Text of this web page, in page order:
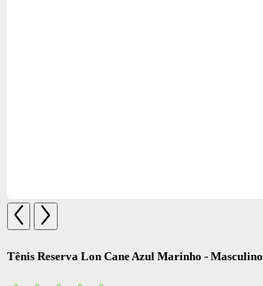
Tênis Reserva Lon Cane Azul Marinho - Masculino